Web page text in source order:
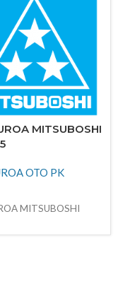
MITSUBOSHI
OTO PK
MITSUBOSHI